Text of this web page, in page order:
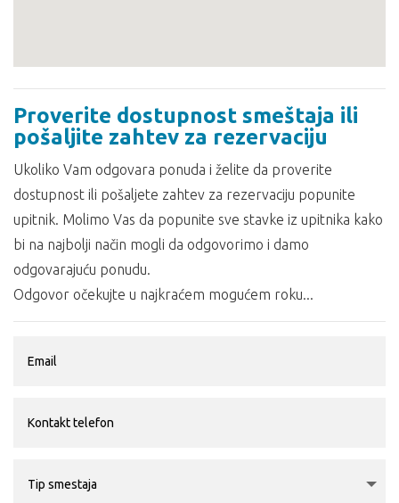
Proverite dostupnost smeštaja ili
pošaljite zahtev za rezervaciju
Ukoliko Vam odgovara ponuda i želite da proverite
dostupnost ili pošaljete zahtev za rezervaciju popunite
upitnik. Molimo Vas da popunite sve stavke iz upitnika kako
bi na najbolji način mogli da odgovorimo i damo
odgovarajuću ponudu.
Odgovor očekujte u najkraćem mogućem roku...